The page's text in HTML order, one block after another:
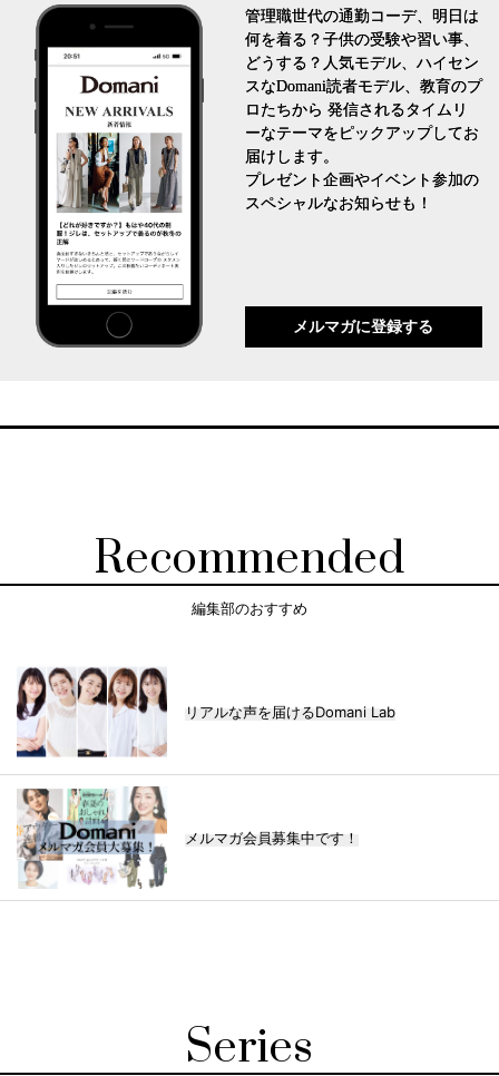
管理職世代の通勤コーデ、明日は
何を着る？子供の受験や習い事、
どうする？人気モデル、ハイセン
スなDomani読者モデル、教育のプ
ロたちから 発信されるタイムリ
ーなテーマをピックアップしてお
届けします。
プレゼント企画やイベント参加の
スペシャルなお知らせも！
メルマガに登録する
Recommended
編集部のおすすめ
リアルな声を届けるDomani Lab
メルマガ会員募集中です！
Series